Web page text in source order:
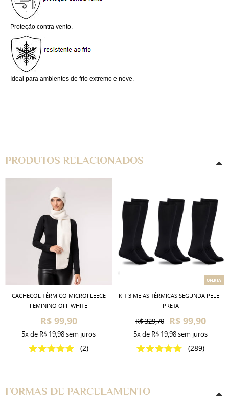
Proteção contra vento.
Ideal para ambientes de frio extremo e neve.
PRODUTOS RELACIONADOS
CACHECOL TÉRMICO MICROFLEECE
FEMININO OFF WHITE
R$ 99,90
(2)
5xde R$ 19,98sem juros
OFERTA
KIT 3 MEIAS TÉRMICAS SEGUNDA PELE -
PRETA
R$ 329,70 R$ 99,90
(289)
5xde R$ 19,98sem juros
FORMAS DE PARCELAMENTO